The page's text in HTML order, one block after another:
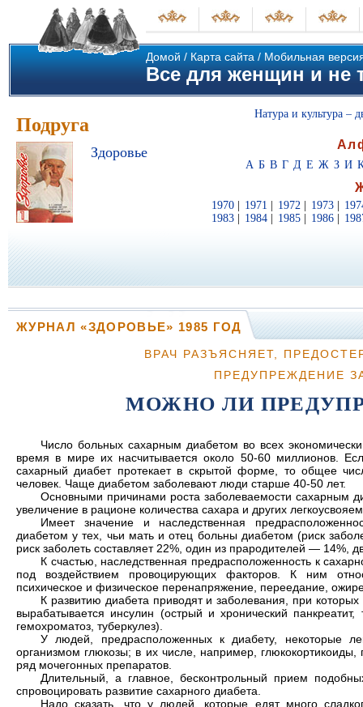
Домой / Карта сайта / Мобильная
Все для женщин и не
Подруга
Здоровье
Натура и культура –
А Б В Г Д Е Ж З И
1970| 1971 1972| 1973|
1983| 1984| 1985| 1986|
ЖУРНАЛ «ЗДОРОВЬЕ» 1985 ГОД
ВРАЧ РАЗЪЯСНЯЕТ,
ПРЕДУПРЕЖДЕНИЕ
МОЖНО ЛИ
Число больных сахарным диабетом во всех
время в мире их насчитывается около 50-60 миллионов.
сахарный диабет протекает в скрытой форме, то общее
человек. Чаще диабетом заболевают люди старше 40-50 лет.
Основными причинами роста заболеваемости сахарным
увеличение в рационе количества сахара и других
Имеет значение и наследственная
диабетом у тех, чьи мать и отец больны диабетом (риск
риск заболеть составляет 22%, один из прародителей — 14%,
К счастью, наследственная предрасположенность к
под воздействием провоцирующих факторов. К ним
психическое и физическое перенапряжение, переедание,
К развитию диабета приводят и заболевания, при
вырабатывается инсулин (острый и хронический
гемохроматоз, туберкулез).
У людей, предрасположенных к диабету, некоторые
организмом глюкозы; в их числе, например, глюкокортикоиды,
ряд мочегонных препаратов.
Длительный, а главное, бесконтрольный прием
спровоцировать развитие сахарного диабета.
Надо сказать, что у людей, которые едят много